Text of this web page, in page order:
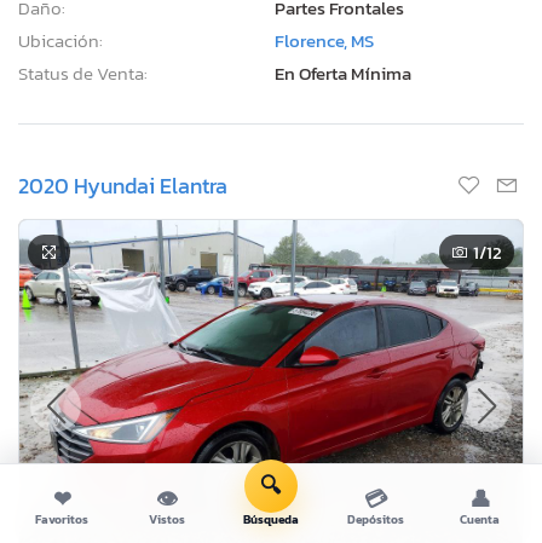
Daño:
Partes Frontales
Ubicación:
Florence, MS
Status de Venta:
En Oferta Mínima
2020 Hyundai Elantra
1/12
❤
Favoritos
👁
Vistos
🔍
Búsqueda
💳
Depósitos
👤
Cuenta